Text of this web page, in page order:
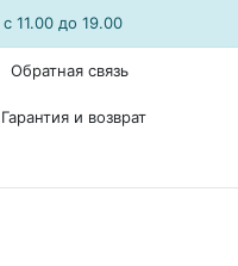
с 11.00 до 19.00
Обратная связь
Гарантия и возврат